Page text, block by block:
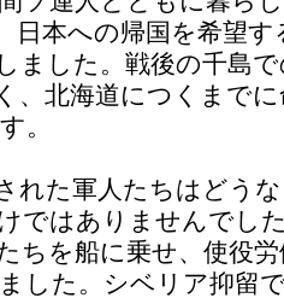
日本への帰国を希望す
ました。戦後の千島
、北海道につくまで
。
れた軍人たちはどう
ではありませんでし
ちを船に乗せ、使役
した。シベリア抑留